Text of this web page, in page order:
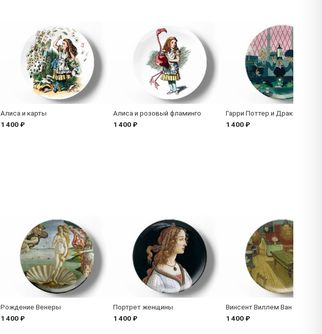
Алиса и карты
1 400 ₽
Алиса и розовый фламинго
1 400 ₽
Гарри Поттер и Драко
1 400 ₽
Рождение Венеры
1 400 ₽
Портрет женщины
1 400 ₽
Винсент Виллем Ван Гог
1 400 ₽